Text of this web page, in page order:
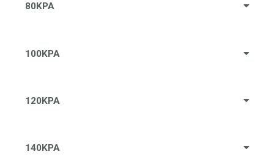
80KPA
100KPA
120KPA
140KPA